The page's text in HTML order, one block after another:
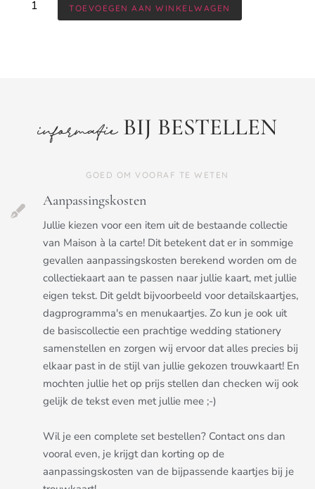
TOEVOEGEN AAN WINKELWAGEN
informatieBIJ BESTELLEN
GOED OM VOORAF TE WETEN
Aanpassingskosten
Jullie kiezen voor een item uit de bestaande collectie
van Maison à la carte! Dit betekent dat er in sommige
gevallen aanpassingskosten berekend worden om de
collectiekaart aan te passen naar jullie kaart, met jullie
eigen tekst. Dit geldt bijvoorbeeld voor detailskaartjes,
dagprogramma's en menukaartjes. Zo kun je ook uit
de basiscollectie een prachtige wedding stationery
samenstellen en zorgen wij ervoor dat alles precies bij
elkaar past in de stijl van jullie gekozen trouwkaart! En
mochten jullie het op prijs stellen dan checken wij ook
gelijk de tekst even met jullie mee ;-)
Wil je een complete set bestellen? Contact ons dan
vooral even, je krijgt dan korting op de
aanpassingskosten van de bijpassende kaartjes bij je